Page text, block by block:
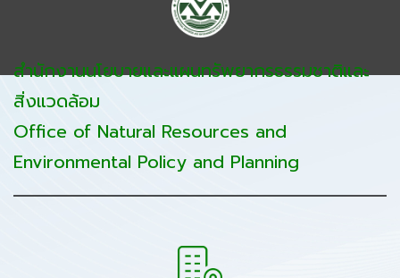
สำนักงานนโยบายและแผนทรัพยากรธรรมชาติและ
สิ่งแวดล้อม
Office of Natural Resources and
Environmental Policy and Planning